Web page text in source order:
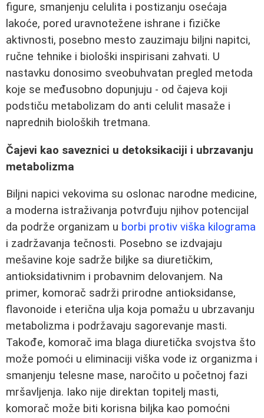
figure, smanjenju celulita i postizanju osećaja
lakoće, pored uravnotežene ishrane i fizičke
aktivnosti, posebno mesto zauzimaju biljni napitci,
ručne tehnike i biološki inspirisani zahvati. U
nastavku donosimo sveobuhvatan pregled metoda
koje se međusobno dopunjuju - od čajeva koji
podstiču metabolizam do anti celulit masaže i
naprednih bioloških tretmana.
Čajevi kao saveznici u detoksikaciji i ubrzavanju
metabolizma
Biljni napici vekovima su oslonac narodne medicine,
a moderna istraživanja potvrđuju njihov potencijal
da podrže organizam u borbi protiv viška kilograma
i zadržavanja tečnosti. Posebno se izdvajaju
mešavine koje sadrže biljke sa diuretičkim,
antioksidativnim i probavnim delovanjem. Na
primer, komorač sadrži prirodne antioksidanse,
flavonoide i eterična ulja koja pomažu u ubrzavanju
metabolizma i podržavaju sagorevanje masti.
Takođe, komorač ima blaga diuretička svojstva što
može pomoći u eliminaciji viška vode iz organizma i
smanjenju telesne mase, naročito u početnoj fazi
mršavljenja. Iako nije direktan topitelj masti,
komorač može biti korisna biljka kao pomoćni